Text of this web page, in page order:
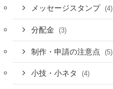
メッセージスタンプ (4)
分配金 (3)
制作・申請の注意点 (5)
小技・小ネタ (4)